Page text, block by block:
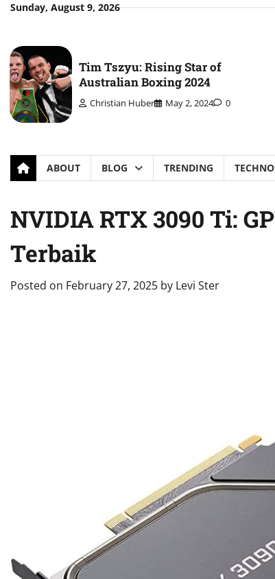
SkipSunday, August 9, 2026
Tim Tszyu: Rising Star of
Australian Boxing 2024
Christian Huber May 2, 2024 0
ABOUT BLOG TRENDING
NVIDIA RTX 3090 Ti:
Terbaik
Posted on February 27, 2025 by Levi Ster